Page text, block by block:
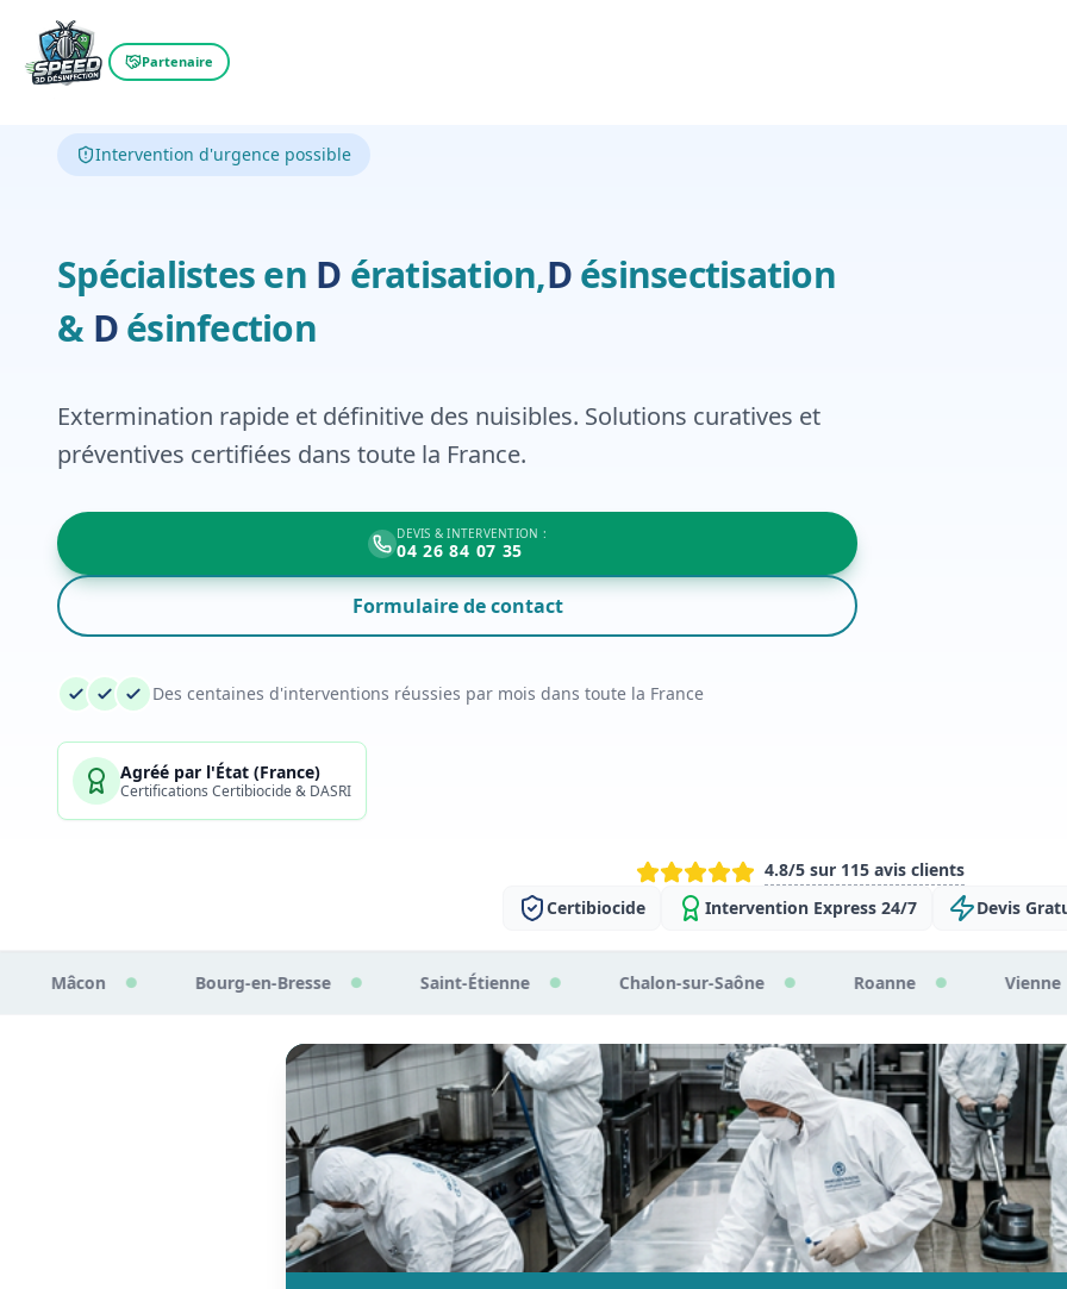
Partenaire
Intervention d'urgence possible
Spécialistes en Dératisation,
D ératisation,Désinsectisation
Désinsectisation
& Désinfection
Désinfection
Extermination rapide et définitive des nuisibles. Solutions curatives et
préventives certifiées dans toute la France.
DEVIS & INTERVENTION :
04 26 84 07 35
Formulaire de contact
Des centaines d'interventions réussies par mois dans toute la France
Agréé par l'État (France)
Certifications Certibiocide & DASRI
4.8/5 sur 115 avis clients
Certibiocide
Intervention Express 24/7 Devis
Bourg-en-Bresse ● Saint-Étienne Chalon-sur-Saône ● Roanne ● Vienne ●